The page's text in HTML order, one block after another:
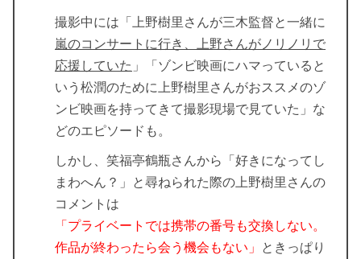
撮影中には「上野樹里さんが三木監督と一緒に
嵐のコンサートに行き、上野さんがノリノリで
応援していた 」「ゾンビ映画にハマっていると
いう松潤のために上野樹里さんがおススメのゾ
ンビ映画を持ってきて撮影現場で見ていた」な
どのエピソードも。
しかし、笑福亭鶴瓶さんから「好きになってし
まわへん？」と尋ねられた際の上野樹里さんの
コメントは
「プライベートでは携帯の番号も交換しない。
作品が終わったら会う機会もない」
ときっぱり